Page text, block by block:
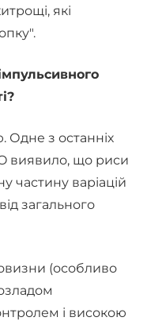
які
Одне з останніх
виявило, що риси
частину варіацій
загального
(особливо
і високою